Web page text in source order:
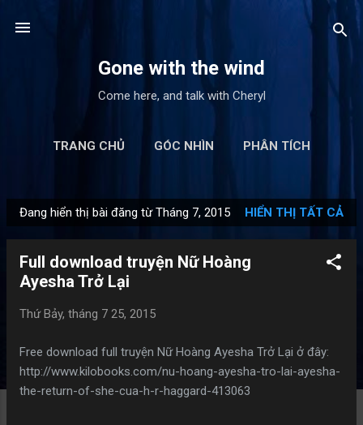
Gone with the wind
Come here, and talk with Cheryl
TRANG CHỦ GÓC NHÌN PHÂN TÍCH
LIÊN HỆ
à
Đang hiển thị bài đăng từ Tháng 7, 2015 HIỂN THỊ TẤT CẢ
Full download truyện Nữ Hoàng
Ayesha Trở Lại
Thứ Bảy, tháng 7 25, 2015
Free download full truyện Nữ Hoàng Ayesha Trở Lại ở đây:
http://www.kilobooks.com/nu-hoang-ayesha-tro-lai-ayesha-
the-return-of-she-cua-h-r-haggard-413063